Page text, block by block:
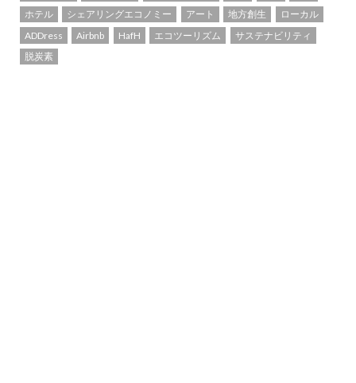
ホテル シェアリングエコノミー アート 地方創生
ローカル
ADDress
Airbnb HafH エコツーリズム
サステナビリティ
脱炭素